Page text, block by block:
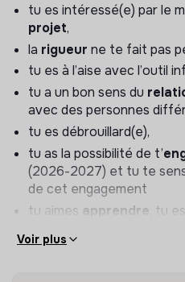
tenir le lieu partenaire
projet,
s’assurer que tout est
suivre le budget et les
rendre compte au Conseil
communiquer sur les
l’écosystème Crisalim.
Pour la saison2026-2027,
référent(e)sprojet
d’intégration et de
projet, pas de stress si tu ne
tu es intéressé(e) par le
projet,
la rigueur ne te fait pas
tu es à l’aise avec l’outil
tu a un bon sens du
avec des personnes
tu es débrouillard(e),
tu as la possibilité de t’
(2026-2027) et tu te
de cet engagement
tu aimes apprendre , tu
compétences avec le
Voir plus